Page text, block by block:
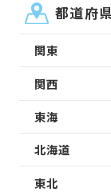
都道府
関東
関西
東海
北海道
東北